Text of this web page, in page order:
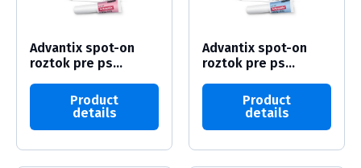
Advantix spot-on
roztok pre ps...
Product
details
Advantix spot-on
roztok pre ps...
Product
details